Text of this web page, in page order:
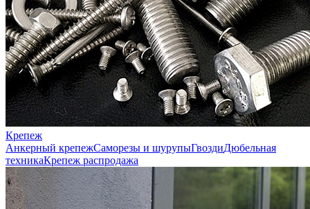
Крепеж
Анкерный крепежСаморезы и шурупыГвоздиДюбельная
техникаКрепеж распродажа